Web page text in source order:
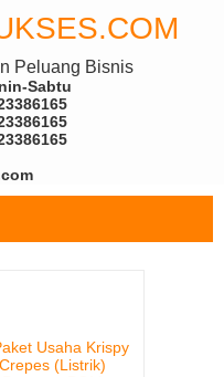
Peluang Bisnis
Sabtu